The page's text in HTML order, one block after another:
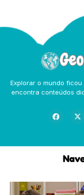
Explorar o mundo
encontra conteúdos